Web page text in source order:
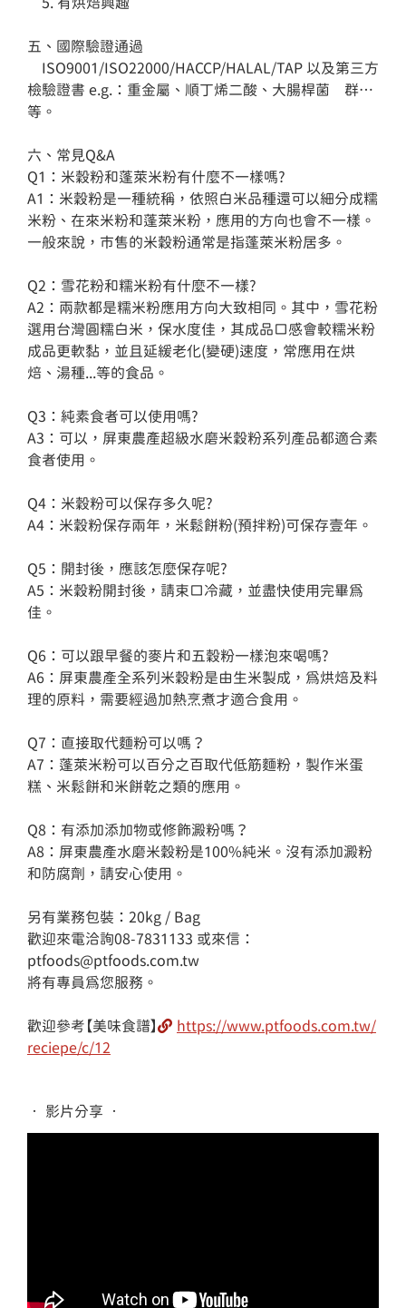
五、國際驗證通過
檢驗證書 e.g.：重金屬、順丁烯二酸、大腸桿菌    群…
等。
六、常見Q&A
Q1：米穀粉和蓬萊米粉有什麼不一樣嗎?
A1：米穀粉是一種統稱，依照白米品種還可以細分成糯
米粉、在來米粉和蓬萊米粉，應用的方向也會不一樣。
一般來說，市售的米穀粉通常是指蓬萊米粉居多。
Q2：雪花粉和糯米粉有什麼不一樣?
A2：兩款都是糯米粉應用方向大致相同。其中，雪花粉
選用台灣圓糯白米，保水度佳，其成品口感會較糯米粉
成品更軟黏，並且延緩老化(變硬)速度，常應用在烘
焙、湯種...等的食品。
Q3：純素食者可以使用嗎?
A3：可以，屏東農產超級水磨米穀粉系列產品都適合素
食者使用。
Q4：米穀粉可以保存多久呢?
A4：米穀粉保存兩年，米鬆餅粉(預拌粉)可保存壹年。
Q5：開封後，應該怎麼保存呢?
A5：米穀粉開封後，請束口冷藏，並盡快使用完畢為
佳。
Q6：可以跟早餐的麥片和五穀粉一樣泡來喝嗎?
A6：屏東農產全系列米穀粉是由生米製成，為烘焙及料
理的原料，需要經過加熱烹煮才適合食用。
Q7：直接取代麵粉可以嗎？
A7：蓬萊米粉可以百分之百取代低筋麵粉，製作米蛋
糕、米鬆餅和米餅乾之類的應用。
Q8：有添加添加物或修飾澱粉嗎？
A8：屏東農產水磨米穀粉是100%純米。沒有添加澱粉
和防腐劑，請安心使用。
另有業務包裝：20kg / Bag
歡迎來電洽詢08-7831133 或來信：
ptfoods@ptfoods.com.tw
將有專員為您服務。
歡迎參考【美味食譜】
https://www.ptfoods.com.tw/
reciepe/c/12
• 影片分享 •